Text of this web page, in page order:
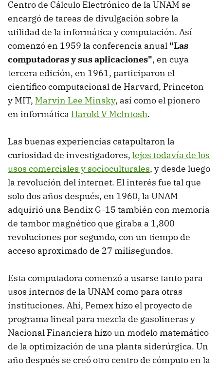
Centro de Cálculo Electrónico de la UNAM se
encargó de tareas de divulgación sobre la
utilidad de la informática y computación. Así
comenzó en 1959 la conferencia anual "Las
computadoras y sus aplicaciones", en cuya
tercera edición, en 1961, participaron el
científico computacional de Harvard, Princeton
y MIT, Marvin Lee Minsky, así como el pionero
en informática Harold V McIntosh.
Las buenas experiencias catapultaron la
curiosidad de investigadores, lejos todavía de los
usos comerciales y socioculturales, y desde luego
la revolución del internet. El interés fue tal que
solo dos años después, en 1960, la UNAM
adquirió una Bendix G-15 también con memoria
de tambor magnético que giraba a 1,800
revoluciones por segundo, con un tiempo de
acceso aproximado de 27 milisegundos.
Esta computadora comenzó a usarse tanto para
usos internos de la UNAM como para otras
instituciones. Ahí, Pemex hizo el proyecto de
programa lineal para mezcla de gasolineras y
Nacional Financiera hizo un modelo matemático
de la optimización de una planta siderúrgica. Un
año después se creó otro centro de cómputo en la